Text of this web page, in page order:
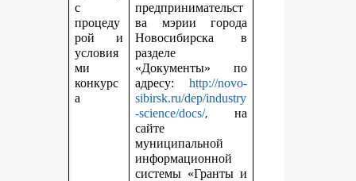
с
процеду
рой и
условия
ми
конкурс
а
предпринимательст
ва мэрии города
Новосибирска в
разделе
«Документы» по
адресу:http://novo-
sibirsk.ru/dep/industry
-science/docs/,на
сайте
муниципальной
информационной
системы «Гранты и